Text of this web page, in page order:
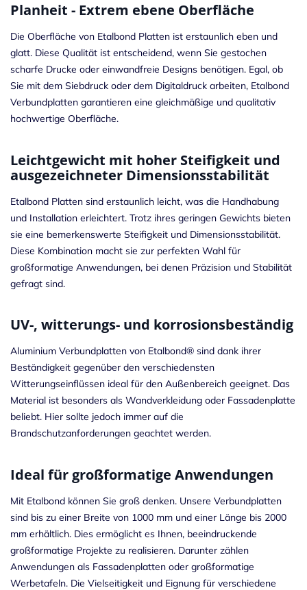
Planheit - Extrem ebene Oberfläche
Die Oberfläche von Etalbond Platten ist erstaunlich eben und
glatt. Diese Qualität ist entscheidend, wenn Sie gestochen
scharfe Drucke oder einwandfreie Designs benötigen. Egal, ob
Sie mit dem Siebdruck oder dem Digitaldruck arbeiten, Etalbond
Verbundplatten garantieren eine gleichmäßige und qualitativ
hochwertige Oberfläche.
Leichtgewicht mit hoher Steifigkeit und
ausgezeichneter Dimensionsstabilität
Etalbond Platten sind erstaunlich leicht, was die Handhabung
und Installation erleichtert. Trotz ihres geringen Gewichts bieten
sie eine bemerkenswerte Steifigkeit und Dimensionsstabilität.
Diese Kombination macht sie zur perfekten Wahl für
großformatige Anwendungen, bei denen Präzision und Stabilität
gefragt sind.
UV-, witterungs- und korrosionsbeständig
Aluminium Verbundplatten von Etalbond® sind dank ihrer
Beständigkeit gegenüber den verschiedensten
Witterungseinflüssen ideal für den Außenbereich geeignet. Das
Material ist besonders als Wandverkleidung oder Fassadenplatte
beliebt. Hier sollte jedoch immer auf die
Brandschutzanforderungen geachtet werden.
Ideal für großformatige Anwendungen
Mit Etalbond können Sie groß denken. Unsere Verbundplatten
sind bis zu einer Breite von 1000 mm und einer Länge bis 2000
mm erhältlich. Dies ermöglicht es Ihnen, beeindruckende
großformatige Projekte zu realisieren. Darunter zählen
Anwendungen als Fassadenplatten oder großformatige
Werbetafeln. Die Vielseitigkeit und Eignung für verschiedene